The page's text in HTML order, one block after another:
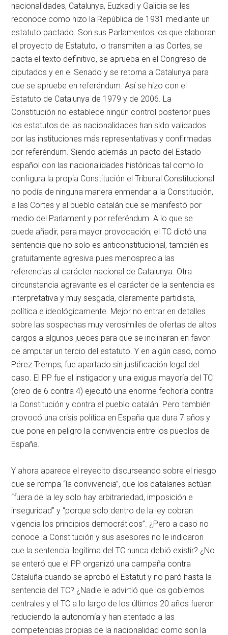
nacionalidades, Catalunya, Euzkadi y Galicia se les
reconoce como hizo la República de 1931 mediante un
estatuto pactado. Son sus Parlamentos los que elaboran
el proyecto de Estatuto, lo transmiten a las Cortes, se
pacta el texto definitivo, se aprueba en el Congreso de
diputados y en el Senado y se retorna a Catalunya para
que se apruebe en referéndum. Así se hizo con el
Estatuto de Catalunya de 1979 y de 2006. La
Constitución no establece ningún control posterior pues
los estatutos de las nacionalidades han sido validados
por las instituciones más representativas y confirmadas
por referéndum. Siendo además un pacto del Estado
español con las nacionalidades históricas tal como lo
configura la propia Constitución el Tribunal Constitucional
no podía de ninguna manera enmendar a la Constitución,
a las Cortes y al pueblo catalán que se manifestó por
medio del Parlament y por referéndum. A lo que se
puede añadir, para mayor provocación, el TC dictó una
sentencia que no solo es anticonstitucional, también es
gratuitamente agresiva pues menosprecia las
referencias al carácter nacional de Catalunya. Otra
circunstancia agravante es el carácter de la sentencia es
interpretativa y muy sesgada, claramente partidista,
política e ideológicamente. Mejor no entrar en detalles
sobre las sospechas muy verosímiles de ofertas de altos
cargos a algunos jueces para que se inclinaran en favor
de amputar un tercio del estatuto. Y en algún caso, como
Pérez Tremps, fue apartado sin justificación legal del
caso. El PP fue el instigador y una exigua mayoría del TC
(creo de 6 contra 4) ejecutó una enorme fechoría contra
la Constitución y contra el pueblo catalán. Pero también
provocó una crisis política en España que dura 7 años y
que pone en peligro la convivencia entre los pueblos de
España.
Y ahora aparece el reyecito discurseando sobre el riesgo
que se rompa “la convivencia”, que los catalanes actúan
“fuera de la ley solo hay arbitrariedad, imposición e
inseguridad” y “porque solo dentro de la ley cobran
vigencia los principios democráticos”. ¿Pero a caso no
conoce la Constitución y sus asesores no le indicaron
que la sentencia ilegítima del TC nunca debió existir? ¿No
se enteró que el PP organizó una campaña contra
Cataluña cuando se aprobó el Estatut y no paró hasta la
sentencia del TC? ¿Nadie le advirtió que los gobiernos
centrales y el TC a lo largo de los últimos 20 años fueron
reduciendo la autonomía y han atentado a las
competencias propias de la nacionalidad como son la